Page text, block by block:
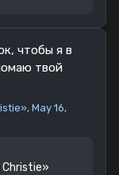
чтобы я в
твой
, May 16,